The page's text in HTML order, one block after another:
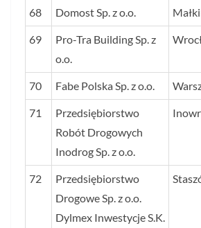
68 Domost Sp. z o.o.
69
Pro-Tra Building Sp. z
o.o.
70 Fabe Polska Sp. z o.o.
71
Przedsiębiorstwo
Robót Drogowych
Inodrog Sp. z o.o.
72
Przedsiębiorstwo
Drogowe Sp. z o.o.
Dylmex Inwestycje S.K.